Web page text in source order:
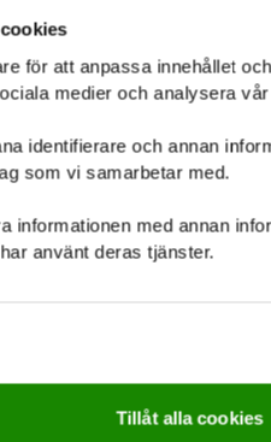
för att anpassa innehållet
medier och analysera
identifierare och annan
som vi samarbetar med.
informationen med annan
använt deras tjänster.
Tillåt alla cookies
Jag är scout
Stöd oss
Ge en gåva direkt
802006-2942